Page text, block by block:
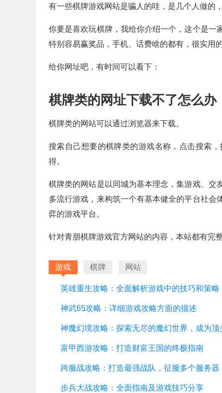
有一些棋牌游戏网站是骗人的哇，是几个人做的
你要是喜欢玩棋牌，我给你介绍一个，这个是一
特别容易赢奖品，手机、话费啥的都有，很实用
给你网址吧，有时间可以看下：
棋牌类的网址下载不了怎么办
棋牌类的网站可以通过浏览器来下载。
搜索自己想要的棋牌类的游戏名称，点击搜索
得。
棋牌类的网站是以同城为基本理念，集游戏、交
多流行游戏，来构筑一个有基本健全的平台社
弈的游戏平台。
针对青朋棋牌游戏官方网站的内容，本站都有完
游戏 棋牌 网站
英雄重生攻略：全面解析游戏中的技巧和策略
神武65攻略：详细游戏攻略方面的描述
富甲西游攻略：打造财富王国的终极指南
跨服战攻略：打造最强战队，征服多个服务器
步兵大战攻略：全面指南及游戏技巧分享